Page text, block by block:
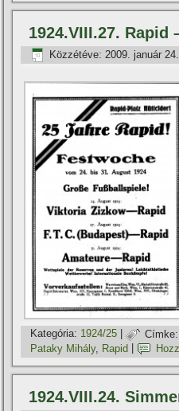
1924.VIII.27. Rapid
Közzétéve: 2009. január
Kategória: 1924/25 | Címke:
Pataky Mihály, Rapid
1924.VIII.24.